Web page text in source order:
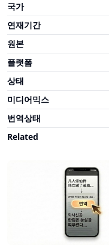
국가
연재기간
원본
플랫폼
상태
미디어믹스
번역상태
Related